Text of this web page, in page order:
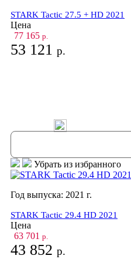
STARK Tactic 27.5 + HD 2021
Цена
77 165 р.
53 121 р.
Убрать из избранного
Год выпуска: 2021 г.
STARK Tactic 29.4 HD 2021
Цена
63 701 р.
43 852 р.